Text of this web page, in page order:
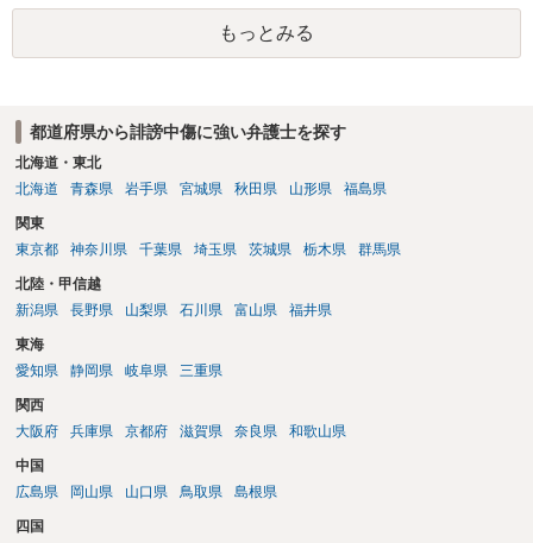
者のところに、意見照会がなされます。アカウント情報開示の場合
は、アカウントの登録メールに意見照会がなされます。 また、された
場合賠償金はいくらでしょうか。 →ケースバイケースであり、数万円
もっとみる
都道府県から誹謗中傷に強い弁護士を探す
北海道・東北
北海道
青森県 岩手県 宮城県 秋田県 山形県 福島県
関東
東京都
神奈川県 千葉県 埼玉県 茨城県 栃木県 群馬県
北陸・甲信越
新潟県
長野県 山梨県 石川県 富山県 福井県
東海
愛知県
静岡県 岐阜県 三重県
関西
大阪府
兵庫県 京都府 滋賀県 奈良県 和歌山県
中国
広島県
岡山県 山口県 鳥取県 島根県
四国